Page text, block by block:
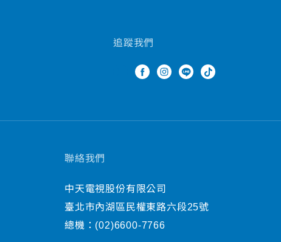
追蹤我們
聯絡我們
中天電視股份有限公司
臺北市內湖區民權東路六段25號
總機： (02)6600-7766